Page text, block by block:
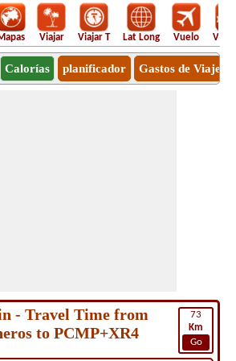
Viajar Viajar T Lat Long Vuelo
Calorías planificador Gastos de Viaje
73
Km
Go
- Travel Time from
to PCMP+XR4